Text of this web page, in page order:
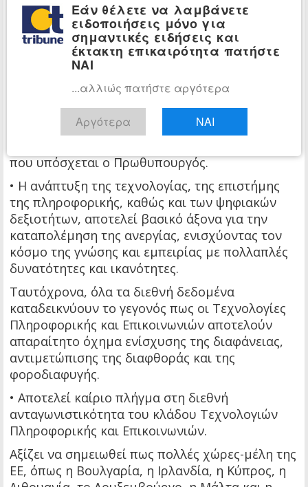
της χώρας και της ηλεκτρονικής
διακυβέρνησης, τον οποίο και ο ίδιος ο
Πρωθυπουργός, Κυριάκος Μητσοτάκης, έχει
χαρακτηρίσει ως κεντρική Εθνική
προτεραιότητα, θέτοντας προσκόμματα στην
απόκτηση προϊόντων τεχνολογίας, στο ρόλο της
ψηφιακής τεχνολογίας αλλά και στο νέο
αναπτυξιακό μοντέλο της χώρας, ανακόπτοντας
που υπόσχεται ο Πρωθυπουργός.
• Η ανάπτυξη της τεχνολογίας, της επιστήμης
της πληροφορικής, καθώς και των ψηφιακών
δεξιοτήτων, αποτελεί βασικό άξονα για την
καταπολέμηση της ανεργίας, ενισχύοντας τον
κόσμο της γνώσης και εμπειρίας με πολλαπλές
δυνατότητες και ικανότητες.
Ταυτόχρονα, όλα τα διεθνή δεδομένα
καταδεικνύουν το γεγονός πως οι Τεχνολογίες
Πληροφορικής και Επικοινωνιών αποτελούν
απαραίτητο όχημα ενίσχυσης της διαφάνειας,
αντιμετώπισης της διαφθοράς και της
φοροδιαφυγής.
• Αποτελεί καίριο πλήγμα στη διεθνή
ανταγωνιστικότητα του κλάδου Τεχνολογιών
Πληροφορικής και Επικοινωνιών.
Αξίζει να σημειωθεί πως πολλές χώρες-μέλη της
ΕΕ, όπως η Βουλγαρία, η Ιρλανδία, η Κύπρος, η
Εάν θέλετε να λαμβάνετε
ειδοποιήσεις μόνο για
σημαντικές ειδήσεις και
έκτακτη επικαιρότητα πατήστε
ΝΑΙ
...αλλιώς πατήστε αργότερα
Αργότερα ΝΑΙ